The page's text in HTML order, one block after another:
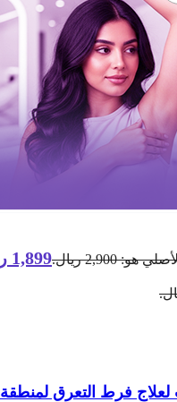
ريال. 1,899 ريال
فرط التعرق لمنطقة من